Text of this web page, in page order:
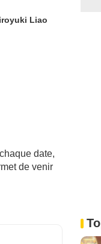
Liao
date,
de venir